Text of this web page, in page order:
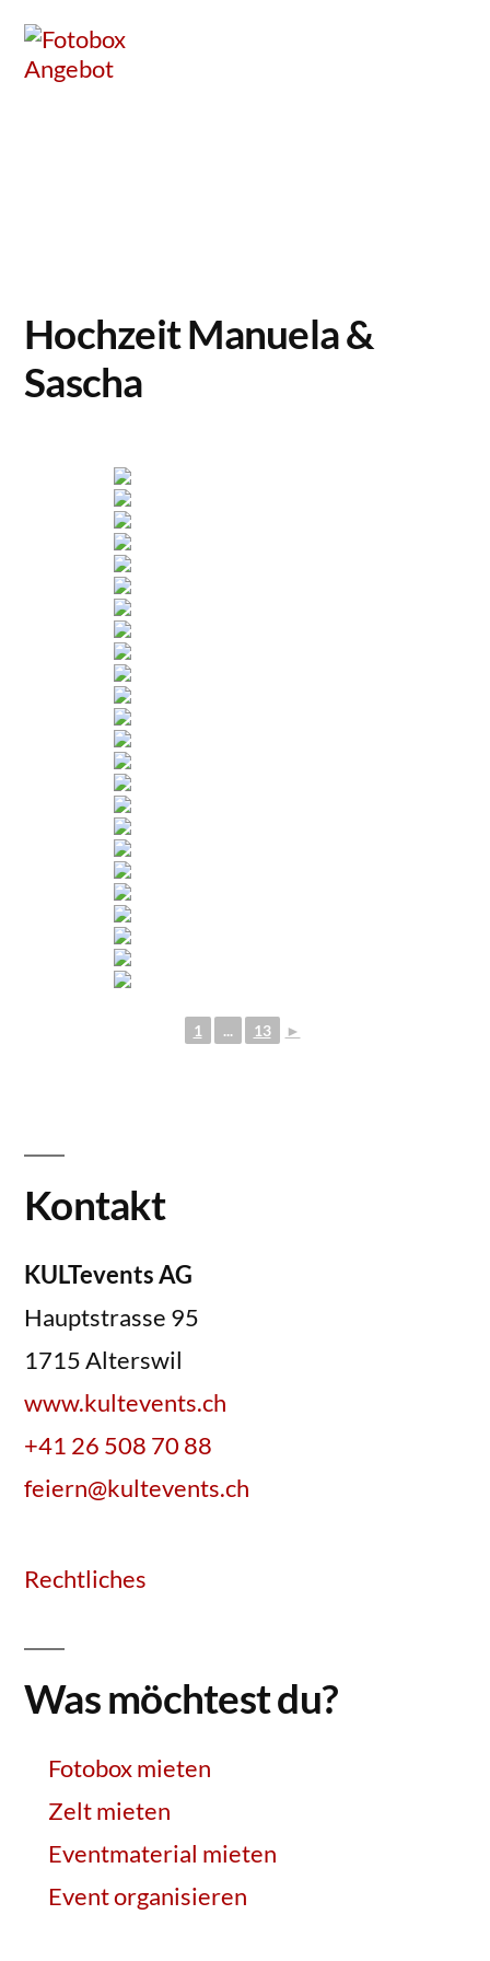
Zum
Inhalt
Hochzeit Manuela &
Sascha
1 ... 13 ►
Kontakt
KULTevents AG
Hauptstrasse 95
1715 Alterswil
www.kultevents.ch
+41 26 508 70 88
feiern@kultevents.ch
Rechtliches
Was möchtest du?
Fotobox mieten
Zelt mieten
Eventmaterial mieten
Event organisieren